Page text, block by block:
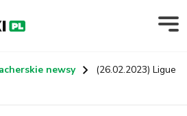
newsy
(26.02.2023) Ligue